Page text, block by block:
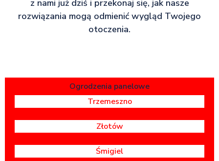
z nami już dziś i przekonaj się, jak nasze
rozwiązania mogą odmienić wygląd Twojego
otoczenia.
Ogrodzenia panelowe
Trzemeszno
Złotów
Śmigiel